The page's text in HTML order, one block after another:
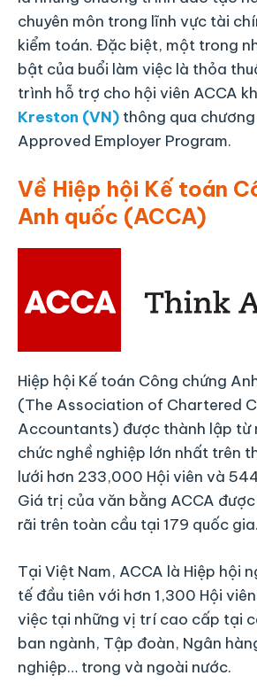
chuyên môn trong lĩnh vực tài
kiểm toán. Đặc biệt, một trong
bật của buổi làm việc là thỏa
trình hỗ trợ cho hội viên ACCA
Kreston (VN) thông qua
Approved Employer Program.
Về Hiệp hội Kế toán
Anh quốc (ACCA)
Hiệp hội Kế toán Công chứng
(The Association of Chartered
Accountants) được thành lập từ
chức nghề nghiệp lớn nhất trên
lưới hơn 233,000 Hội viên và
Giá trị của văn bằng ACCA
rãi trên toàn cầu tại 179 quốc gia.
Tại Việt Nam, ACCA là Hiệp hội
tế đầu tiên với hơn 1,300 Hội
việc tại những vị trí cao cấp tại
ban ngành, Tập đoàn, Ngân
nghiệp… trong và ngoài nước.